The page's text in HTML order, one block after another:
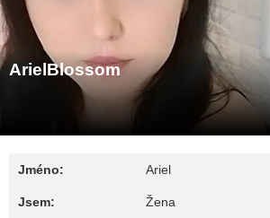
ArielBlossom
Jméno: Ariel
Jsem: Žena